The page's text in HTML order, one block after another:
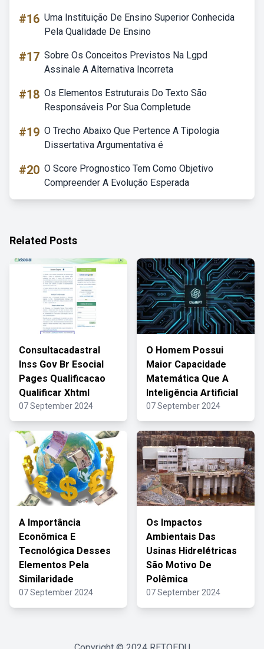
#16 Uma Instituição De Ensino Superior Conhecida
Pela Qualidade De Ensino
#17 Sobre Os Conceitos Previstos Na Lgpd
Assinale A Alternativa Incorreta
#18 Os Elementos Estruturais Do Texto São
Responsáveis Por Sua Completude
#19 O Trecho Abaixo Que Pertence A Tipologia
Dissertativa Argumentativa é
#20 O Score Prognostico Tem Como Objetivo
Compreender A Evolução Esperada
Related Posts
Consultacadastral
Inss Gov Br Esocial
Pages Qualificacao
Qualificar Xhtml
07 September 2024
O Homem Possui
Maior Capacidade
Matemática Que A
Inteligência Artificial
07 September 2024
A Importância
Econômica E
Tecnológica Desses
Elementos Pela
Similaridade
07 September 2024
Os Impactos
Ambientais Das
Usinas Hidrelétricas
São Motivo De
Polêmica
07 September 2024